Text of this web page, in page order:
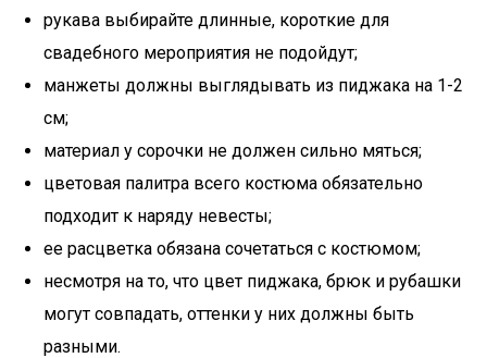
рукава выбирайте длинные, короткие для
свадебного мероприятия не подойдут;
манжеты должны выглядывать из пиджака на 1-2
см;
материал у сорочки не должен сильно мяться;
цветовая палитра всего костюма обязательно
подходит к наряду невесты;
ее расцветка обязана сочетаться с костюмом;
несмотря на то, что цвет пиджака, брюк и рубашки
могут совпадать, оттенки у них должны быть
разными.